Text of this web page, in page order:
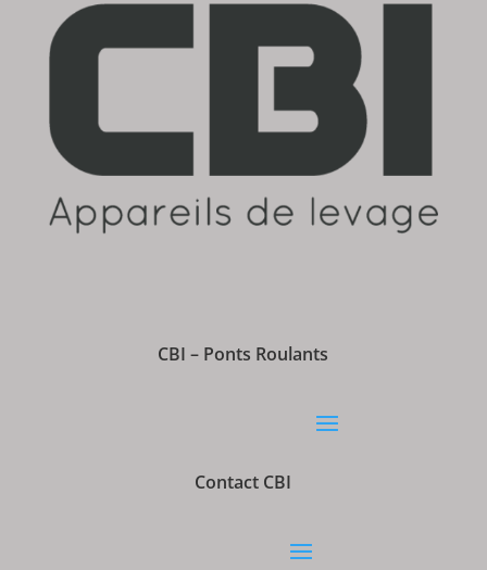
CBI – Ponts Roulants
Contact CBI